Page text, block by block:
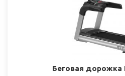
Беговая дорожка